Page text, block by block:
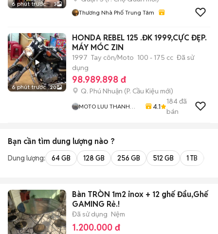
6 phút trước 3
Thương Nhà Phố Trung Tâm
6 phút trước 20
HONDA REBEL 125 .ĐK 1999,CỰC ĐẸP.
MÁY MÓC ZIN
1997 Tay côn/Moto 100 - 175 cc Đã sử
dụng
98.989.898 đ
Q. Phú Nhuận (P. Cầu Kiệu mới)
MOTO LUU THANH
TPHCM
4.1
184đã
bán
Bạn cần tìm dung lượng nào ?
Dung lượng: 64 GB 128 GB 256 GB 512 GB 1 TB
Bàn TRÒN 1m2 inox + 12 ghế Đẩu,Ghế
GAMING Rẻ.!
Đã sử dụng Nệm
1.200.000 đ